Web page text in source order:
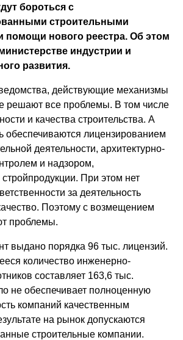
бороться с
строительными
помощи нового реестра. Об этом
индустрии и
развития.
действующие механизмы
решают все проблемы. В том числе
и качества строительства. А
обеспечиваются лицензированием
деятельности, архитектурно-
и надзором,
При этом нет
за деятельность
Поэтому с возмещением
проблемы.
выдано порядка 96 тыс. лицензий.
количество инженерно-
составляет 163,6 тыс.
не обеспечивает полноценную
компаний качественным
на рынок допускаются
строительные компании.